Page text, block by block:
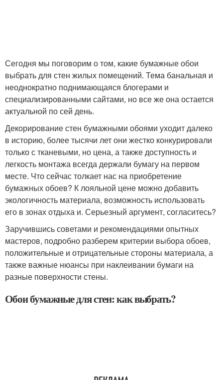
Сегодня мы поговорим о том, какие бумажные обои
выбрать для стен жилых помещений. Тема банальная и
неоднократно поднимающаяся блогерами и
специализированными сайтами, но все же она остается
актуальной по сей день.
Декорирование стен бумажными обоями уходит далеко
в историю, более тысячи лет они жестко конкурировали
только с тканевыми, но цена, а также доступность и
легкость монтажа всегда держали бумагу на первом
месте. Что сейчас толкает нас на приобретение
бумажных обоев? К лояльной цене можно добавить
экологичность материала, возможность использовать
его в зонах отдыха и. Серьезный аргумент, согласитесь?
Заручившись советами и рекомендациями опытных
мастеров, подробно разберем критерии выбора обоев,
положительные и отрицательные стороны материала, а
также важные нюансы при наклеивании бумаги на
разные поверхности стены.
Обои бумажные для стен: как выбрать?